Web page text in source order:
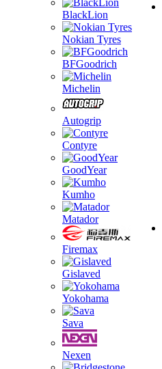
BlackLion
Nokian Tyres
BFGoodrich
Michelin
Autogrip
Contyre
GoodYear
Kumho
Matador
Firemax
Gislaved
Yokohama
Sava
Nexen